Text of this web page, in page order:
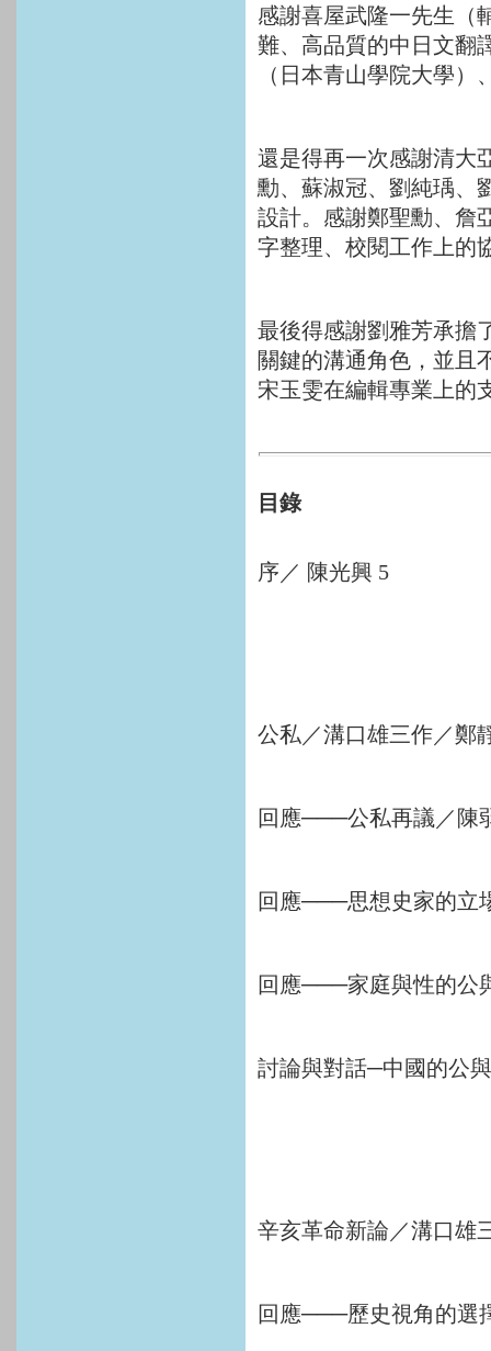
感謝喜屋武隆一先生（
難、高品質的中日文翻
（日本青山學院大學
還是得再一次感謝清大
勳、蘇淑冠、劉純瑀、
設計。感謝鄭聖勳、詹
字整理、校閱工作上的
最後得感謝劉雅芳承擔
關鍵的溝通角色，並且
宋玉雯在編輯專業上的
目錄
序／ 陳光興 5
公私／溝口雄三作／鄭
回應───公私再議／陳
回應───思想史家的立
回應───家庭與性的公
討論與對話─中國的公
辛亥革命新論／溝口雄
回應───歷史視角的選